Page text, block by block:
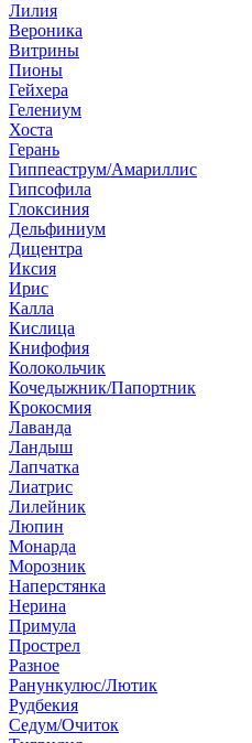
Лилия
Вероника
Витрины
Пионы
Гейхера
Гелениум
Хоста
Герань
Гиппеаструм/Амариллис
Гипсофила
Глоксиния
Дельфиниум
Дицентра
Иксия
Ирис
Калла
Кислица
Книфофия
Колокольчик
Кочедыжник/Папортник
Крокосмия
Лаванда
Ландыш
Лапчатка
Лиатрис
Лилейник
Люпин
Монарда
Морозник
Наперстянка
Нерина
Примула
Прострел
Разное
Ранункулюс/Лютик
Рудбекия
Седум/Очиток